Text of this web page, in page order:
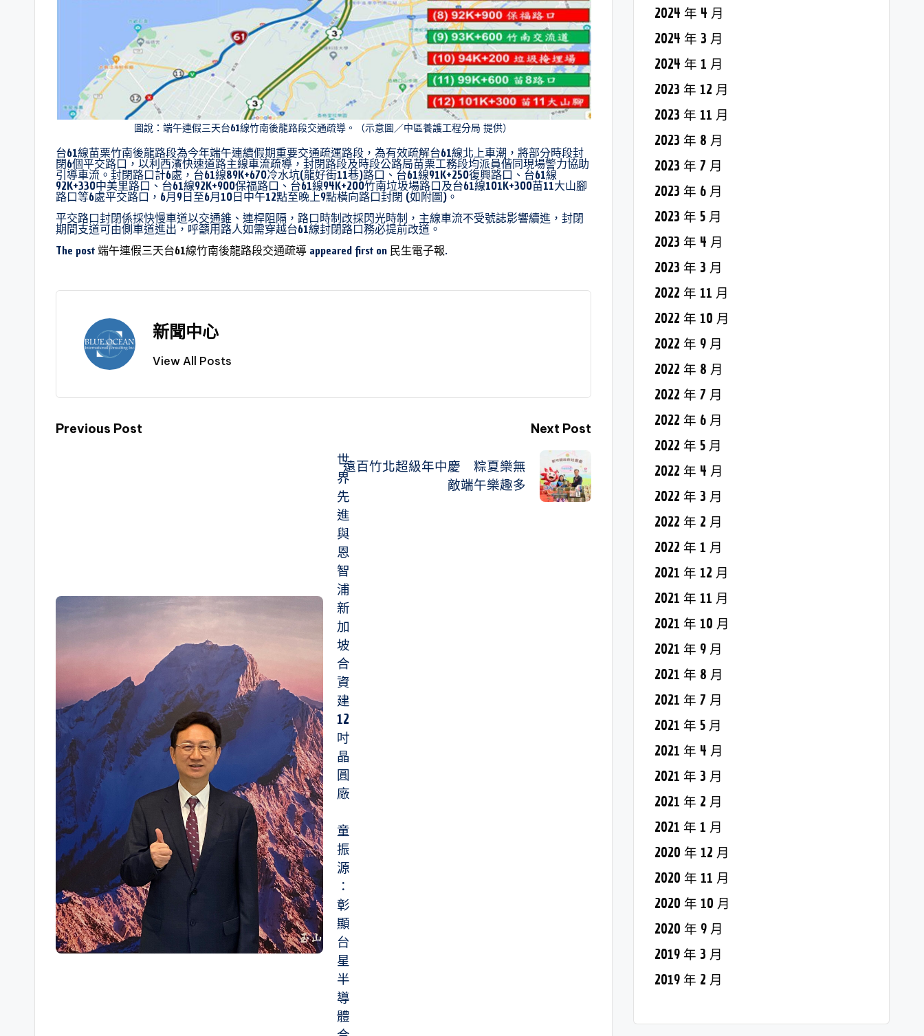
圖說：端午連假三天台61線竹南後龍路段交通疏導。（示意圖／中區養護工程分局 提供）
台61線苗栗竹南後龍路段為今年端午連續假期重要交通疏運路段，為有效疏解台61線北上車潮，將部分時段封
閉6個平交路口，以利西濱快速道路主線車流疏導，封閉路段及時段公路局苗栗工務段均派員偕同現場警力協助
引導車流。封閉路口計6處，台61線89K+670冷水坑(龍好街11巷)路口、台61線91K+250復興路口、台61線
92K+330中美里路口、台61線92K+900保福路口、台61線94K+200竹南垃圾場路口及台61線101K+300苗11大山腳
路口等6處平交路口，6月9日至6月10日中午12點至晚上9點橫向路口封閉 (如附圖)。
平交路口封閉係採快慢車道以交通錐、連桿阻隔，路口時制改採閃光時制，主線車流不受號誌影響續進，封閉
期間支道可由側車道進出，呼籲用路人如需穿越台61線封閉路口務必提前改道。
The post端午連假三天台61線竹南後龍路段交通疏導 appeared first on 民生電子報.
新聞中心
View All Posts
Previous Post
世
界
先
進
與
恩
智
浦
新
加
坡
合
資
建
12
吋
晶
圓
廠
童
振
源
：
彰
顯
台
星
半
導
體
Next Post
遠百竹北超級年中慶 粽夏樂無
敵端午樂趣多
2024 年 4 月
2024 年 3 月
2024 年 1 月
2023 年 12 月
2023 年 11 月
2023 年 8 月
2023 年 7 月
2023 年 6 月
2023 年 5 月
2023 年 4 月
2023 年 3 月
2022 年 11 月
2022 年 10 月
2022 年 9 月
2022 年 8 月
2022 年 7 月
2022 年 6 月
2022 年 5 月
2022 年 4 月
2022 年 3 月
2022 年 2 月
2022 年 1 月
2021 年 12 月
2021 年 11 月
2021 年 10 月
2021 年 9 月
2021 年 8 月
2021 年 7 月
2021 年 5 月
2021 年 4 月
2021 年 3 月
2021 年 2 月
2021 年 1 月
2020 年 12 月
2020 年 11 月
2020 年 10 月
2020 年 9 月
2019 年 3 月
2019 年 2 月